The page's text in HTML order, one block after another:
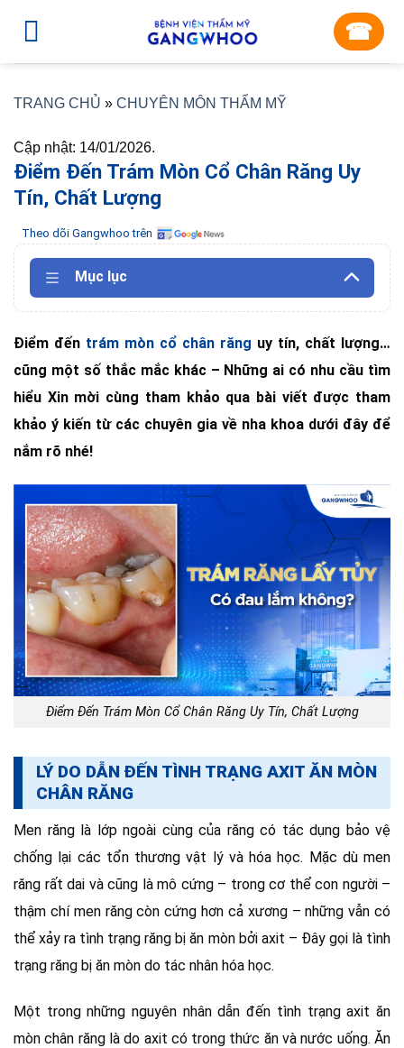
☎︎
TRANG CHỦ » CHUYÊN MÔN THẨM MỸ
Cập nhật: 14/01/2026.
Điểm Đến Trám Mòn Cổ Chân Răng Uy
Tín, Chất Lượng
Theo dõi Gangwhoo trên
Mục lục
Điểm đến trám mòn cổ chân răng uy tín, chất lượng…
cũng một số thắc mắc khác – Những ai có nhu cầu tìm
hiểu Xin mời cùng tham khảo qua bài viết được tham
khảo ý kiến từ các chuyên gia về nha khoa dưới đây để
nắm rõ nhé!
Điểm Đến Trám Mòn Cổ Chân Răng Uy Tín, Chất Lượng
LÝ DO DẪN ĐẾN TÌNH TRẠNG AXIT ĂN MÒN
CHÂN RĂNG
Men răng là lớp ngoài cùng của răng có tác dụng bảo vệ
chống lại các tổn thương vật lý và hóa học. Mặc dù men
răng rất dai và cũng là mô cứng – trong cơ thể con người –
thậm chí men răng còn cứng hơn cả xương – những vẫn có
thể xảy ra tình trạng răng bị ăn mòn bởi axit – Đây gọi là tình
trạng răng bị ăn mòn do tác nhân hóa học.
Một trong những nguyên nhân dẫn đến tình trạng axit ăn
mòn chân răng là do axit có trong thức ăn và nước uống. Ăn